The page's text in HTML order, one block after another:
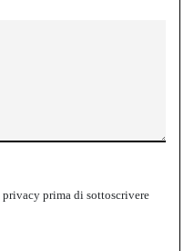
privacy prima di sottoscrivere